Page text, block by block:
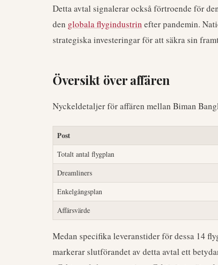
Detta avtal signalerar också förtroende för
den globala flygindustrin efter pandemin.
strategiska investeringar för att säkra sin
Översikt över affären
Nyckeldetaljer för affären mellan Biman
Post
Totalt antal flygplan
Dreamliners
Enkelgångsplan
Affärsvärde
Medan specifika leveranstider för dessa 14
markerar slutförandet av detta avtal ett